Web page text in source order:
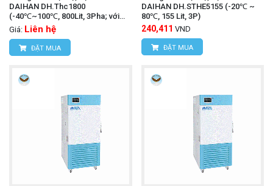
DAIHAN DH.Thc1800
(-40℃~100℃, 800Lit, 3Pha; với
IQ,OQ)
Giá: Liên hệ
ĐẶT MUA
DAIHAN DH.STHE5155 (-20℃ ~
80℃, 155 Lit, 3P)
240,411 VND
ĐẶT MUA